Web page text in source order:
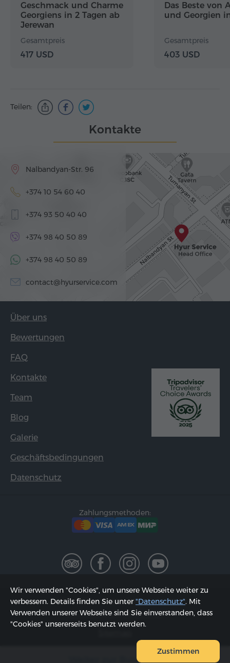
Geschmack und Charme
Georgiens in 2 Tagen ab
Jerewan
Gesamtpreis
417 USD
Das Beste von
und Georgien
Gesamtpreis
403 USD
Teilen:
Weiter zur Buchung
Kontakte
Nalbandyan-Str. 96
+374 10 54 60 40
+374 93 50 40 40
+374 98 40 50 89
+374 98 40 50 89
contact@hyurservice.com
Über uns
Bewertungen
FAQ
Kontakte
Team
Blog
Galerie
Geschäftsbedingungen
Datenschutz
Zahlungsmethoden:
2002 - 2026, © "Hyur Service" GmbH;
Aktualisiert am 08.08.2026
Wir verwenden "Cookies", um unsere Webseite weiter zu
verbessern. Details finden Sie unter"Datenschutz". Mit
Verwenden unserer Webseite sind Sie einverstanden, dass
"Cookies" unsererseits benutzt werden.
Zustimmen